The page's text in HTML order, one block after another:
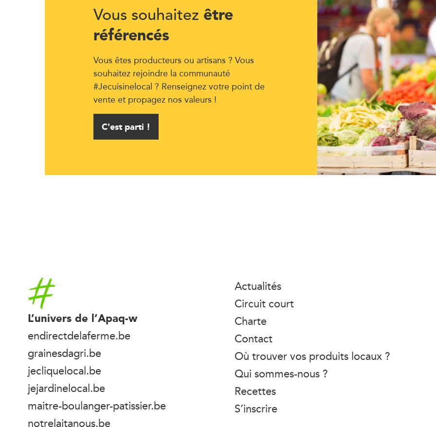
Vous souhaitez être
référencés
Vous êtes producteurs ou artisans ? Vous
souhaitez rejoindre la communauté
#Jecuisinelocal ? Renseignez votre point de
vente et propagez nos valeurs !
C'est parti !
Accueil
L’univers de l’Apaq-w
endirectdelaferme.be
grainesdagri.be
jecliquelocal.be
jejardinelocal.be
maitre-boulanger-patissier.be
notrelaitanous.be
Actualités
Circuit court
Charte
Contact
Où trouver vos produits locaux ?
Qui sommes-nous ?
Recettes
S’inscrire